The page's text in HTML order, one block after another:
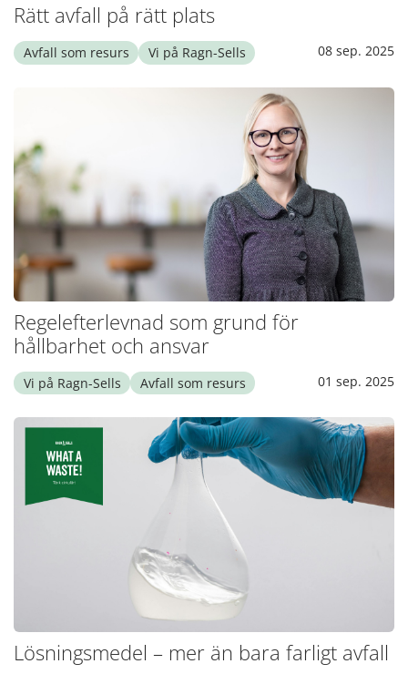
Rätt avfall på rätt plats
Avfall som resurs Vi på Ragn-Sells 08 sep. 2025
Regelefterlevnad som grund för
hållbarhet och ansvar
Vi på Ragn-Sells Avfall som resurs 01 sep. 2025
Lösningsmedel – mer än bara farligt avfall